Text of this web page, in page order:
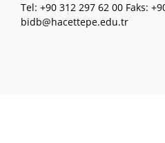
Tel: +90 312 297 62 00 Faks:
bidb@hacettepe.edu.tr